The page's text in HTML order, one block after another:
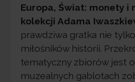
Europa, Świat: monety i
kolekcji Adama
prawdziwa gratka nie
miłośników historii.
tematyczny zbiorów jest
muzealnych gablotach